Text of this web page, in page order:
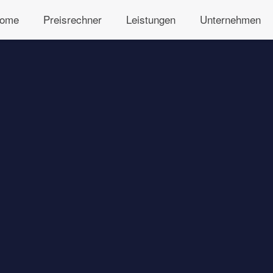
Preisrechner Leistungen Unternehmen